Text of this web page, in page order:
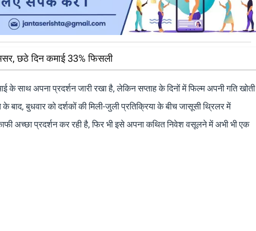
छठे दिन कमाई 33% फिसली
के साथ अपना प्रदर्शन जारी रखा है, लेकिन सप्ताह के दिनों में फिल्म अपनी गति खोती
बुधवार को दर्शकों की मिली-जुली प्रतिक्रिया के बीच जासूसी थ्रिलर में
अच्छा प्रदर्शन कर रही है, फिर भी इसे अपना कथित निवेश वसूलने में अभी भी एक